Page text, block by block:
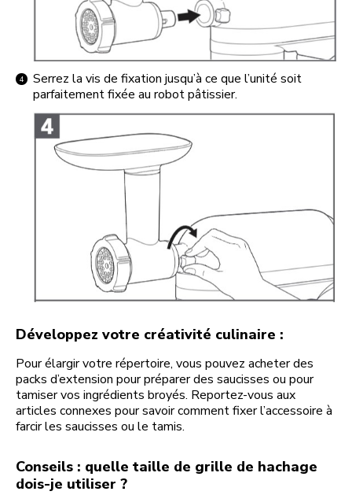
Serrez la vis de fixation jusqu’à ce que l’unité soit
parfaitement fixée au robot pâtissier.
Développez votre créativité culinaire :
Pour élargir votre répertoire, vous pouvez acheter des
packs d’extension pour préparer des saucisses ou pour
tamiser vos ingrédients broyés. Reportez-vous aux
articles connexes pour savoir comment fixer l’accessoire à
farcir les saucisses ou le tamis.
Conseils : quelle taille de grille de hachage
dois-je utiliser ?